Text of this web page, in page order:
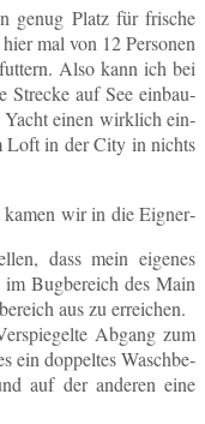
genug Platz für fri­sche
mal von 12 Per­so­nen
Also kann ich bei
Stre­cke auf See ein­bau­
Yacht einen wirk­lich ein­
Loft in der City in nichts
kamen wir in die Eig­ner­
dass mein ei­ge­nes
Bug­be­reich des Main
aus zu erreichen.
Abgang zum
ein dop­pel­tes Wasch­be­
auf der an­de­ren eine